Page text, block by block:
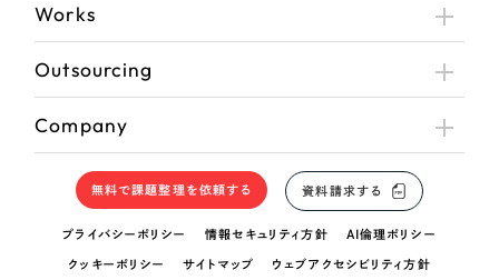
Works
Outsourcing
Company
無料で課題整理を依頼する 資料請求する
プライバシーポリシー 情報セキュリティ方針 AI倫理ポリシー
クッキーポリシー サイトマップ ウェブアクセシビリティ方針